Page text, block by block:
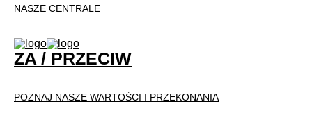
NASZE CENTRALE
ZA / PRZECIW
POZNAJ NASZE WARTOŚCI I PRZEKONANIA